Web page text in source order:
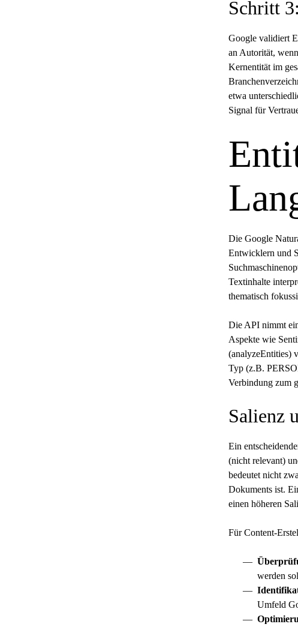
Schritt
Google validiert
an Autorität,
Kernentität im
etwa
Signal für
Die Google
Entwicklern und
Textinhalte
thematisch
Die API nimmt
Aspekte wie
(analyzeEntities)
Typ (z.B.
Verbindung zum
Salienz
Ein
(nicht relevant)
bedeutet nicht
Dokuments ist.
einen höheren
Für Content-
werden
Umfeld